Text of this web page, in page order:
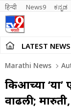
हिन्दी News9 ಕನ್ನಡ
LATEST NEWS
Marathi News
किआच्या ‘या’
वाढली; मारुती,